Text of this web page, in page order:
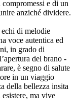
e di un
anziché dividere.
echi di melodie
voce autentica ed
in grado di
del brano -
è segno di salute
in un viaggio
della bellezza insita
ma vive